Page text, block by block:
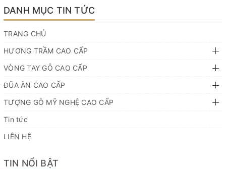
DANH MỤC TIN TỨC
TRANG CHỦ
HƯƠNG TRẦM CAO CẤP
VÒNG TAY GỖ CAO CẤP
ĐŨA ĂN CAO CẤP
TƯỢNG GỖ MỸ NGHỆ CAO CẤP
Tin tức
LIÊN HỆ
TIN NỔI BẬT